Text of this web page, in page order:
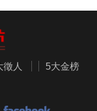
徵人
5大金榜